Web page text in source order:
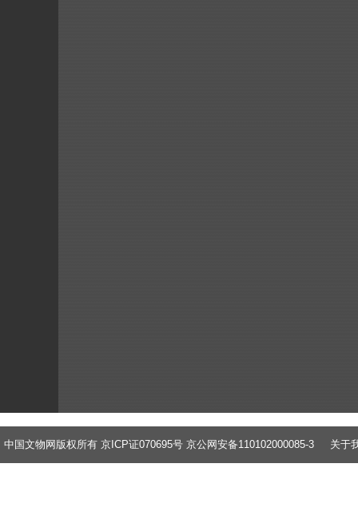
中国文物网版权所有 京ICP证070695号 京公网安备110102000085-3 关于